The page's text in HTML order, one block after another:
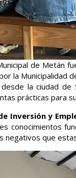
de Metán
la Municipalidad
la ciudad de
prácticas para
Inversión y
conocimientos
negativos que